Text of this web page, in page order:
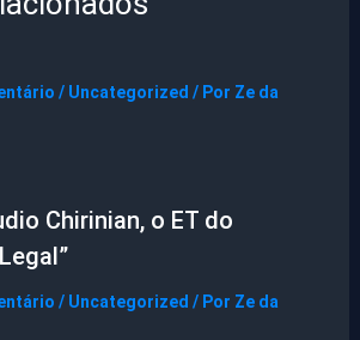
/ Uncategorized / Por Ze da
Chirinian, o ET do
/ Uncategorized / Por Ze da